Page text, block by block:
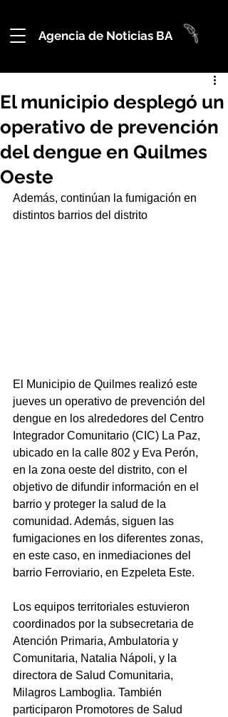
Agencia de Noticias BA
El municipio desplegó un
operativo de prevención
del dengue en Quilmes
Oeste
Además, continúan la fumigación en
distintos barrios del distrito
El Municipio de Quilmes realizó este
jueves un operativo de prevención del
dengue en los alrededores del Centro
Integrador Comunitario (CIC) La Paz,
ubicado en la calle 802 y Eva Perón,
en la zona oeste del distrito, con el
objetivo de difundir información en el
barrio y proteger la salud de la
comunidad. Además, siguen las
fumigaciones en los diferentes zonas,
en este caso, en inmediaciones del
barrio Ferroviario, en Ezpeleta Este.
Los equipos territoriales estuvieron
coordinados por la subsecretaria de
Atención Primaria, Ambulatoria y
Comunitaria, Natalia Nápoli, y la
directora de Salud Comunitaria,
Milagros Lamboglia. También
participaron Promotores de Salud